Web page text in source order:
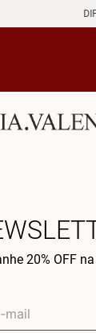
20% OFF